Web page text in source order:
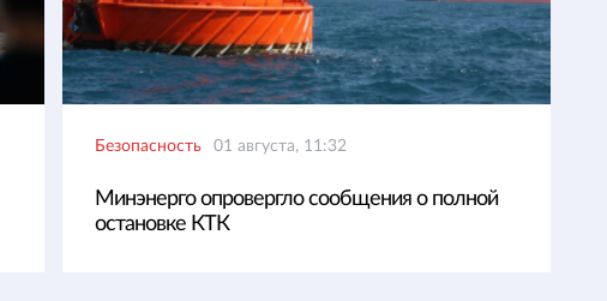
Безопасность 01 августа, 11:32
Минэнерго опровергло сообщения о полной
остановке КТК